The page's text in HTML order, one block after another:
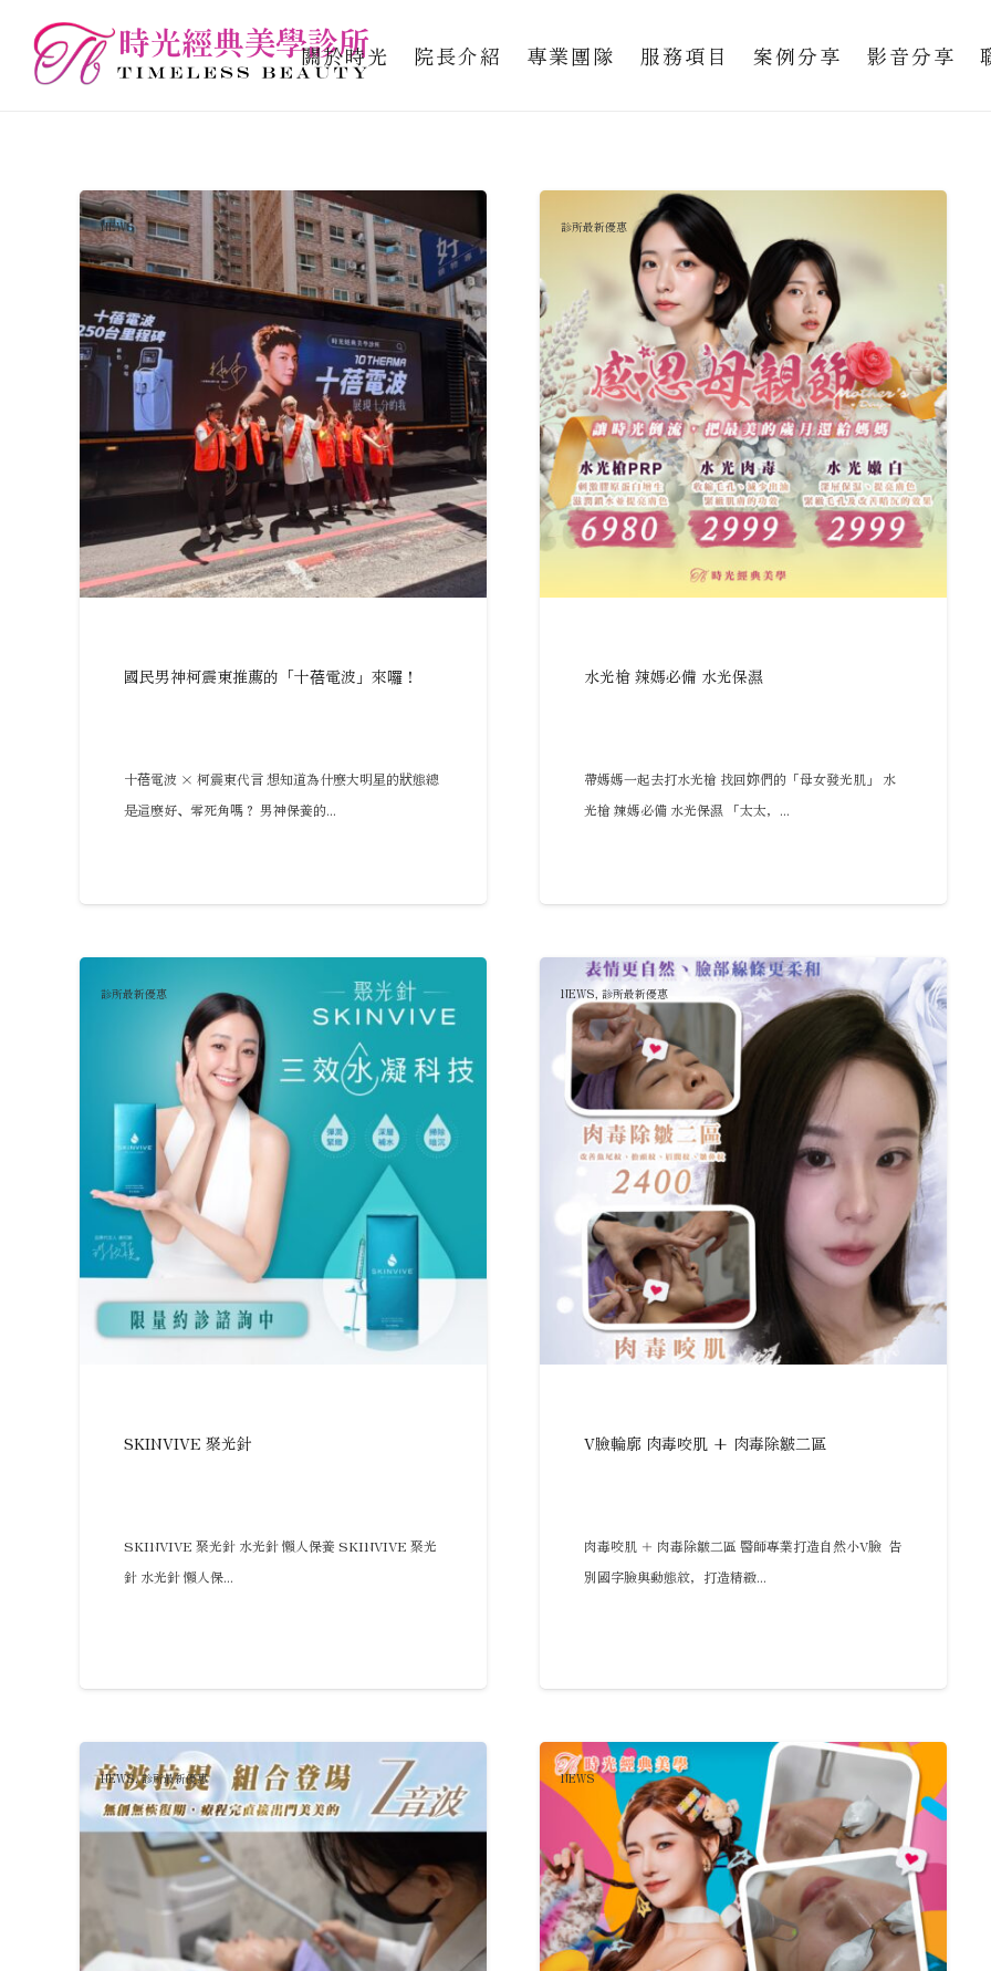
關於時光 院長介紹 專業團隊 服務項目 案例分享 影音分享
NEWS
國民男神柯震東推薦的「十蓓電波」來囉！
十蓓電波 × 柯震東代言 想知道為什麼大明星的狀態總
是這麼好、零死角嗎？ 男神保養的...
診所最新優惠
水光槍 辣媽必備 水光保濕
帶媽媽一起去打水光槍 找回妳們的「母女發光肌」 水
光槍 辣媽必備 水光保濕 「太太，...
診所最新優惠
SKINVIVE 聚光針
SKINVIVE 聚光針 水光針 懶人保養 SKINVIVE 聚光
針 水光針 懶人保...
NEWS,診所最新優惠
V臉輪廓 肉毒咬肌 + 肉毒除皺二區
肉毒咬肌 ＋ 肉毒除皺二區 醫師專業打造自然小V臉 告
別國字臉與動態紋，打造精緻...
NEWS,診所最新優惠 NEWS